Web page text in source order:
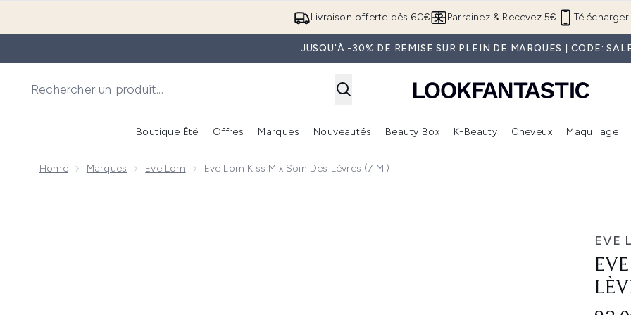
Passer au contenu principal
Livraison offerte dès 60€ Télécharger
Parrainez & Recevez 5€
JUSQU'À -30% DE REMISE SUR PLEIN DE MARQUES | CODE:
Boutique Été
Accédez au sous-menu (Boutique Été )
Offres
Accédez au sous-menu (Offres)
Marques
Accédez au sous-menu (Marques)
Nouveautés
Accédez au sous-menu (Nouveautés)
Beauty Box
Accédez au sous-menu (Beauty Box)
K-Beauty Cheveux Maquillage
Home Marques Eve Lom Eve Lom Kiss Mix Soin Des Lèvres (7 Ml)
EVE